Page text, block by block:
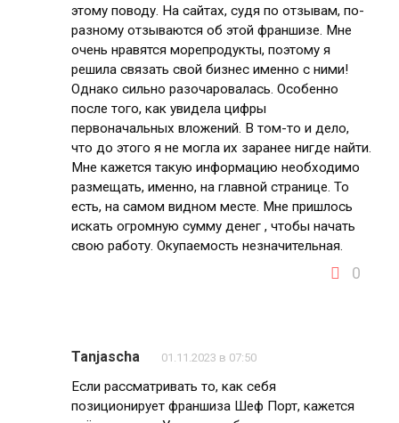
этому поводу. На сайтах, судя по отзывам, по-
разному отзываются об этой франшизе. Мне
очень нравятся морепродукты, поэтому я
решила связать свой бизнес именно с ними!
Однако сильно разочаровалась. Особенно
после того, как увидела цифры
первоначальных вложений. В том-то и дело,
что до этого я не могла их заранее нигде найти.
Мне кажется такую информацию необходимо
размещать, именно, на главной странице. То
есть, на самом видном месте. Мне пришлось
искать огромную сумму денег , чтобы начать
свою работу. Окупаемость незначительная.
0
Tanjascha 01.11.2023 в 07:50
Если рассматривать то, как себя
позиционирует франшиза Шеф Порт, кажется